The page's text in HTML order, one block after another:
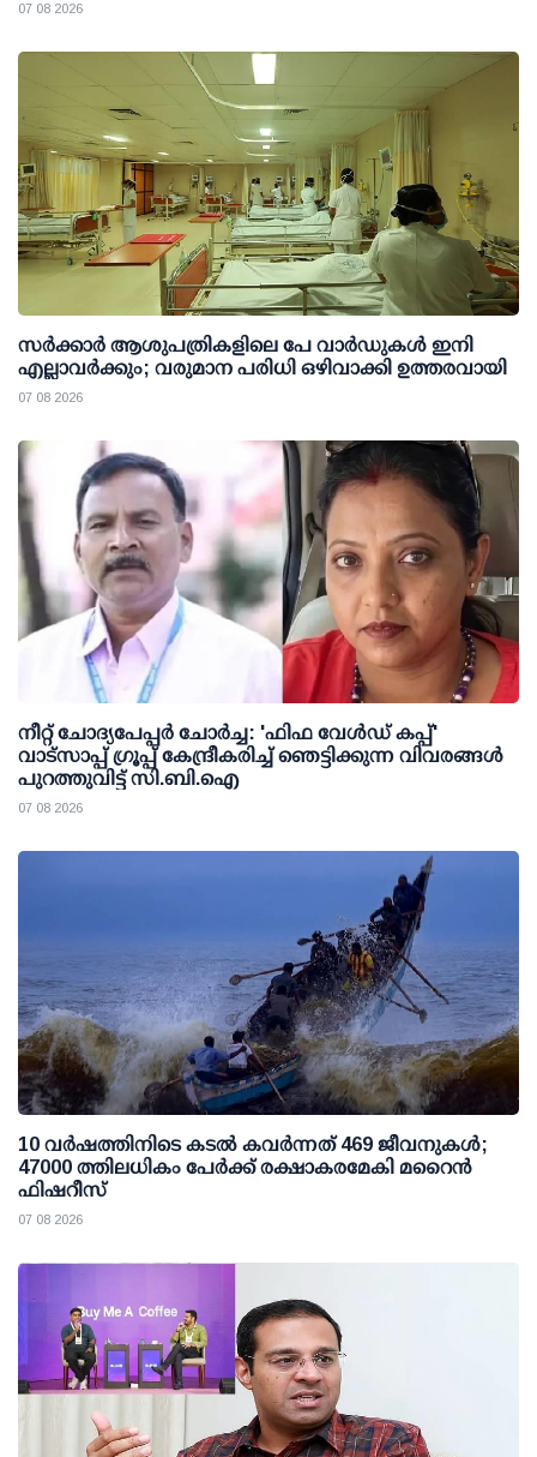
07 08 2026
സര്‍ക്കാര്‍ ആശുപത്രികളിലെ പേ വാര്‍ഡുകള്‍ ഇനി
എല്ലാവര്‍ക്കും; വരുമാന പരിധി ഒഴിവാക്കി ഉത്തരവായി
07 08 2026
നീറ്റ് ചോദ്യപേപ്പര്‍ ചോര്‍ച്ച: 'ഫിഫ വേള്‍ഡ് കപ്പ്'
വാട്സാപ്പ് ഗ്രൂപ്പ് കേന്ദ്രീകരിച്ച് ഞെട്ടിക്കുന്ന വിവരങ്ങള്‍
പുറത്തുവിട്ട് സി.ബി.ഐ
07 08 2026
10 വര്‍ഷത്തിനിടെ കടല്‍ കവര്‍ന്നത് 469 ജീവനുകള്‍;
47000 ത്തിലധികം പേര്‍ക്ക് രക്ഷാകരമേകി മറൈന്‍
ഫിഷറീസ്
07 08 2026